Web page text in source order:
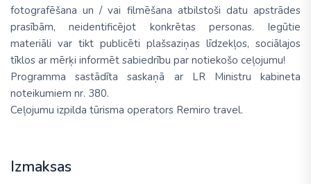
fotografēšana un / vai filmēšana atbilstoši datu apstrādes
prasībām, neidentificējot konkrētas personas. Iegūtie
materiāli var tikt publicēti plašsaziņas līdzekļos, sociālajos
tīklos ar mērķi informēt sabiedrību par notiekošo ceļojumu!
Programma sastādīta saskaņā ar LR Ministru kabineta
noteikumiem nr. 380.
Ceļojumu izpilda tūrisma operators Remiro travel.
Izmaksas